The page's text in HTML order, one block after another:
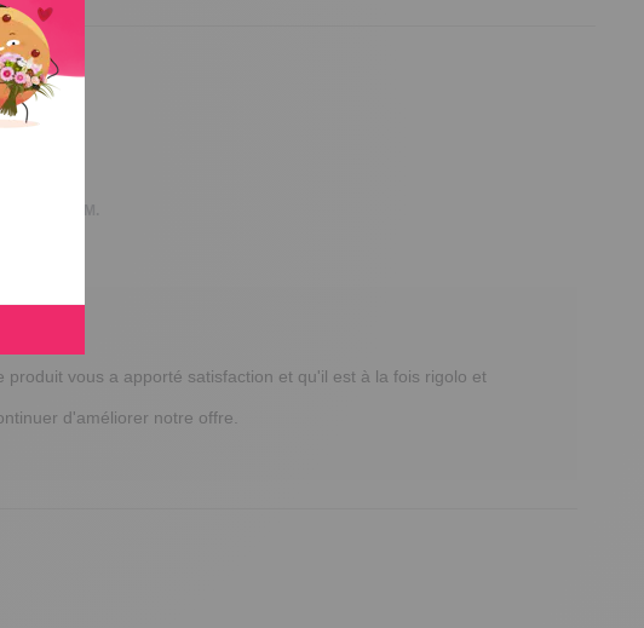
vous a apporté satisfaction et qu'il est à la fois rigolo et
d'améliorer notre offre.